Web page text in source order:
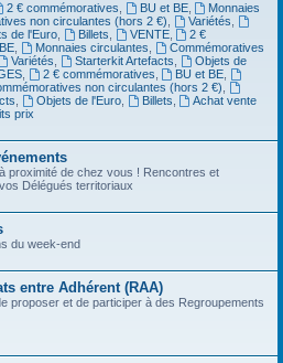
2 € commémoratives BU et BE,
Monnaies
non circulantes (hors 2 €) Variétés
de l'Euro, Billets VENTE,
2 €
, Monnaies circulantes
Commémoratives
Variétés Starterkit Artefacts
Objets de
, 2 € commémoratives BU et BE
non circulantes (hors 2 €)
Objets de l'Euro, Billets
Achat vente
prix
proximité de chez vous ! Rencontres et
Délégués territoriaux
du week-end
entre Adhérent (RAA)
proposer et de participer à des Regroupements